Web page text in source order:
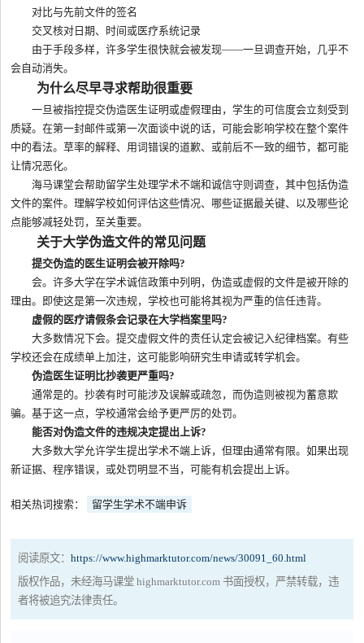
对比与先前文件的签名
交叉核对日期、时间或医疗系统记录
由于手段多样，许多学生很快就会被发现——一旦调查开始，几乎不
会自动消失。
为什么尽早寻求帮助很重要
一旦被指控提交伪造医生证明或虚假理由，学生的可信度会立刻受到
质疑。在第一封邮件或第一次面谈中说的话，可能会影响学校在整个案件
中的看法。草率的解释、用词错误的道歉、或前后不一致的细节，都可能
让情况恶化。
海马课堂会帮助留学生处理学术不端和诚信守则调查，其中包括伪造
文件的案件。理解学校如何评估这些情况、哪些证据最关键、以及哪些论
点能够减轻处罚，至关重要。
关于大学伪造文件的常见问题
提交伪造的医生证明会被开除吗?
会。许多大学在学术诚信政策中列明，伪造或虚假的文件是被开除的
理由。即使这是第一次违规，学校也可能将其视为严重的信任违背。
虚假的医疗请假条会记录在大学档案里吗?
大多数情况下会。提交虚假文件的责任认定会被记入纪律档案。有些
学校还会在成绩单上加注，这可能影响研究生申请或转学机会。
伪造医生证明比抄袭更严重吗?
通常是的。抄袭有时可能涉及误解或疏忽，而伪造则被视为蓄意欺
骗。基于这一点，学校通常会给予更严厉的处罚。
能否对伪造文件的违规决定提出上诉?
大多数大学允许学生提出学术不端上诉，但理由通常有限。如果出现
新证据、程序错误，或处罚明显不当，可能有机会提出上诉。
相关热词搜索： 留学生学术不端申诉
阅读原文：https://www.highmarktutor.com/news/30091_60.html
版权作品，未经海马课堂 highmarktutor.com 书面授权，严禁转载，违
者将被追究法律责任。